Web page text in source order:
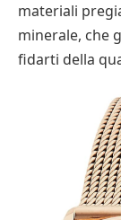
materiali
minerale, che
fidarti della